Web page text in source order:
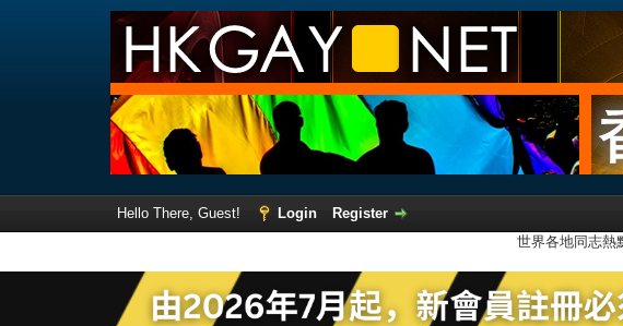
Hello There, Guest! Login
Register
世界各地同志熱